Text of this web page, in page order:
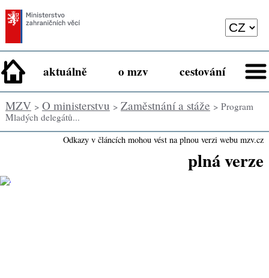
aktuálně o mzv cestování
MZV> O ministerstvu > Zaměstnání a stáže > Program
Mladých delegátů...
Odkazy v článcích mohou vést na plnou verzi webu mzv.cz
plná verze